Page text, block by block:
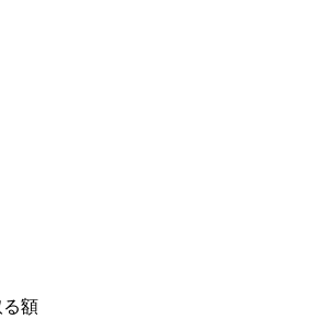
額